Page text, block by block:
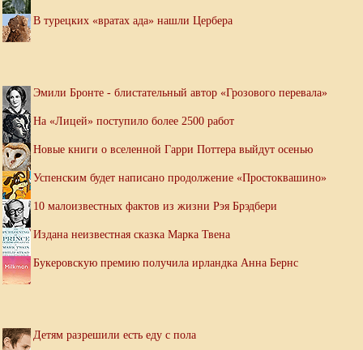
В турецких «вратах ада» нашли Цербера
Эмили Бронте - блистательный автор «Грозового перевала»
На «Лицей» поступило более 2500 работ
Новые книги о вселенной Гарри Поттера выйдут осенью
Успенским будет написано продолжение «Простоквашино»
10 малоизвестных фактов из жизни Рэя Брэдбери
Издана неизвестная сказка Марка Твена
Букеровскую премию получила ирландка Анна Бернс
Детям разрешили есть еду с пола